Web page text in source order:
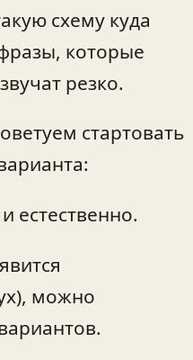
схему куда
которые
резко.
стартовать
естественно.
можно